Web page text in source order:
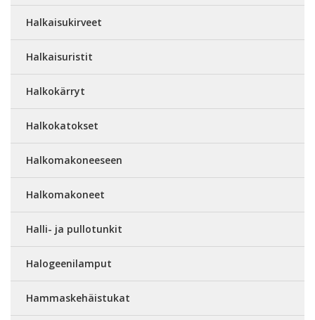
Halkaisukirveet
Halkaisuristit
Halkokärryt
Halkokatokset
Halkomakoneeseen
Halkomakoneet
Halli- ja pullotunkit
Halogeenilamput
Hammaskehäistukat